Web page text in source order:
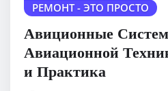
РЕМОНТ - ЭТО ПРОСТО
Авиционные
Авиационной
и Практика